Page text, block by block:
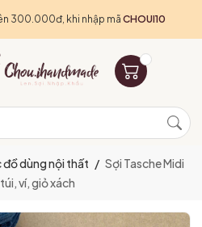
300.000đ, khi nhập mã CHOUI10
đồ dùng nội thất / Sợi Tasche Midi
ví, giỏ xách